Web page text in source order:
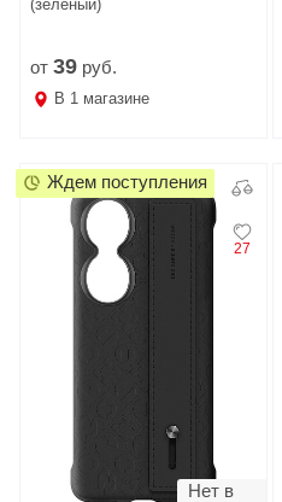
(зеленый)
от 39 руб.
В 1 магазине
27
Нет в
Ждем поступления